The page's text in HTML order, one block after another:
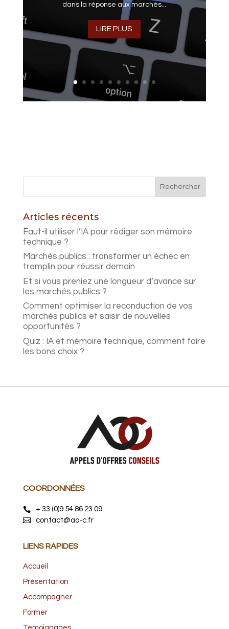
dans la réponse aux marchés...
LIRE PLUS
Articles récents
Faut-il utiliser l’IA pour rédiger son mémoire
technique ?
Marchés publics : transformer un échec en
tremplin pour réussir demain
Et si vous preniez une longueur d’avance sur
les marchés publics ?
Comment optimiser la reconduction de vos
marchés publics et saisir de nouvelles
opportunités ?
Quiz : IA et mémoire technique, comment faire
les bons choix ?
COORDONNÉES
+ 33 (0)9 54 86 23 09
contact@ao-c.fr
LIENS RAPIDES
Accueil
Présentation
Accompagner
Former